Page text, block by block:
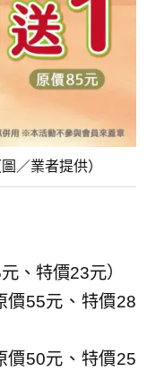
／業者提供）
、特價23元）
價55元、特價28
價50元、特價25